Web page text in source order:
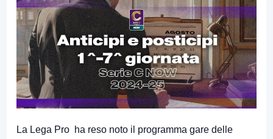
La Lega Pro ha reso noto il programma gare delle